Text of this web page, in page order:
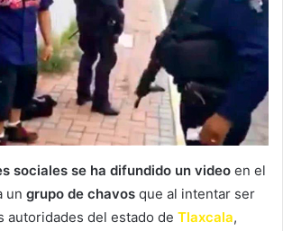
sociales se ha difundido un video en el
un grupo de chavos que al intentar ser
autoridades del estado de Tlaxcala,